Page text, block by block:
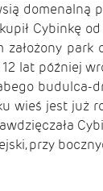
domenalną
Cybinkę
lat później
wieś jest
przy